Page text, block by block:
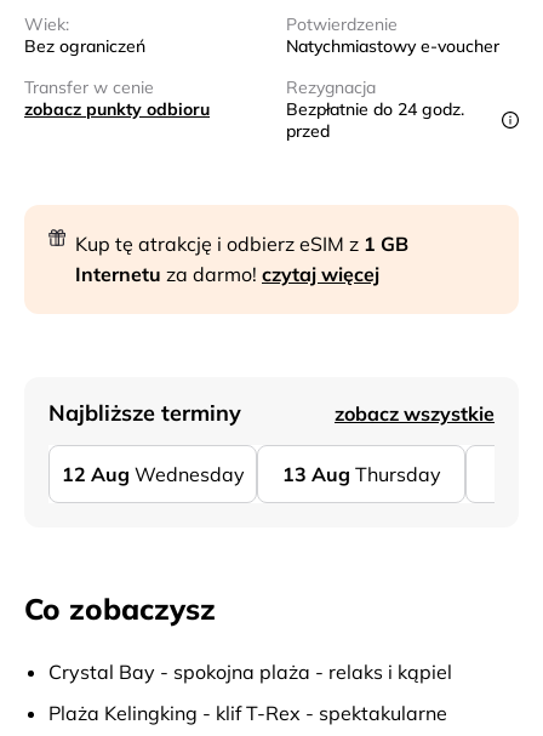
Wiek:
Bez ograniczeń
Potwierdzenie
Natychmiastowy e-voucher
Transfer w cenie
zobacz punkty odbioru
Rezygnacja
Bezpłatnie do 24 godz.
przed
Kup tę atrakcję i odbierz eSIM z 1 GB
Internetu za darmo! czytaj więcej
Najbliższe terminy zobacz wszystkie
12 Aug Wednesday 13 Aug Thursday
Co zobaczysz
Crystal Bay - spokojna plaża - relaks i kąpiel
Plaża Kelingking - klif T-Rex - spektakularne